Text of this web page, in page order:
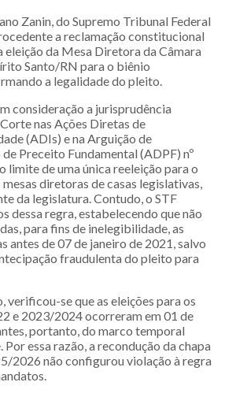
Zanin, do Supremo Tribunal Federal
a reclamação constitucional
eleição da Mesa Diretora da Câmara
Santo/RN para o biênio
a legalidade do pleito.
consideração a jurisprudência
nas Ações Diretas de
(ADIs) e na Arguição de
Preceito Fundamental (ADPF) nº
limite de uma única reeleição para o
diretoras de casas legislativas,
da legislatura. Contudo, o STF
dessa regra, estabelecendo que não
para fins de inelegibilidade, as
antes de 07 de janeiro de 2021, salvo
fraudulenta do pleito para
verificou-se que as eleições para os
e 2023/2024 ocorreram em 01 de
portanto, do marco temporal
essa razão, a recondução da chapa
2026 não configurou violação à regra